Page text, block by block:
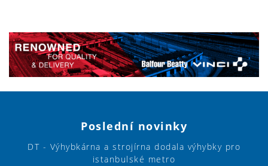
Poslední novinky
DT - Výhybkárna a strojírna dodala výhybky pro
istanbulské metro